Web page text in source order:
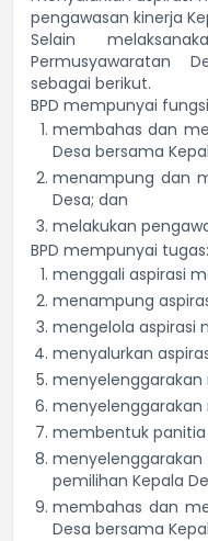
pengawasan kinerja
Selain
Permusyawaratan
sebagai berikut.
BPD mempunyai
membahas dan
Desa bersama
menampung dan
Desa; dan
melakukan
BPD mempunyai tugas:
menggali aspirasi
menampung
mengelola aspirasi
menyalurkan
menyelenggarakan
menyelenggarakan
membentuk panitia
pemilihan Kepala
membahas dan
Desa bersama